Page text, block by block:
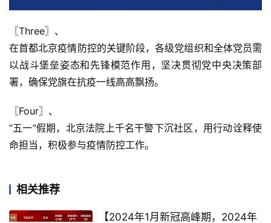
〖Three〗、
在首都北京疫情防控的关键阶段，各级党组织和全体党员需
以战斗堡垒姿态和先锋模范作用，坚决贯彻党中央决策部
署，确保党旗在抗疫一线高高飘扬。
〖Four〗、
“五一”假期，北京法院上千名干警下沉社区，用行动诠释使
命担当，积极参与疫情防控工作。
相关推荐
【2024年1月新冠高峰期，2024年